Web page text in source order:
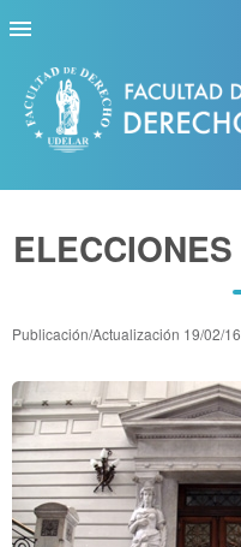
Publicación/Actualización 19/02/